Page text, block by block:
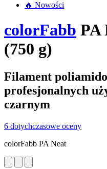
🔥 Nowości
colorFabb PA
(750 g)
Filament
profesjonalnych
czarnym
6 dotychczasowe oceny
colorFabb PA Neat